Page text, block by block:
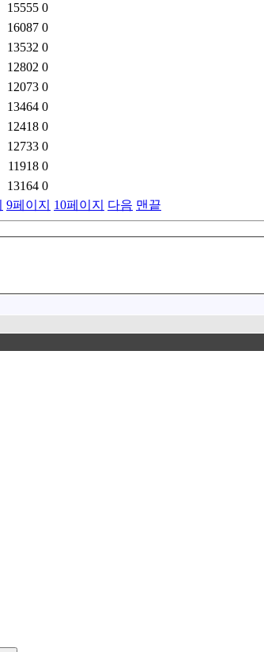
15555 0
16087 0
13532 0
12802 0
12073 0
13464 0
12418 0
12733 0
11918 0
13164 0
9페이지 10페이지 다음 맨끝